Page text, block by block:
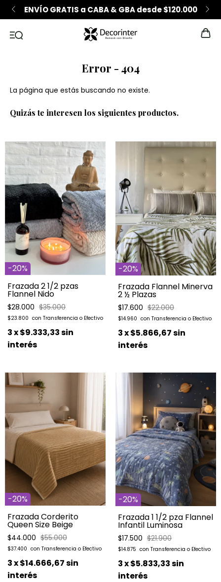
ENVÍO GRATIS a CABA & GBA desde $120.000
Error - 404
La página que estás buscando no existe.
Quizás te interesen los siguientes productos.
-20%
Frazada 2 1/2 pzas
Flannel Nido
$28.000 $35.000
$23.800
3x$9.333,33sin
interés
-20%
Frazada Flannel Minerva
2 ½ Plazas
$17.600 $22.000
$14.960
3x$5.866,67sin
interés
-20%
Frazada Corderito
Queen Size Beige
$44.000 $55.000
$37.400
3x$14.666,67sin
interés
-20%
Frazada 1 1/2 pza Flannel
Infantil Luminosa
$17.500 $21.900
$14.875
3x$5.833,33sin
interés